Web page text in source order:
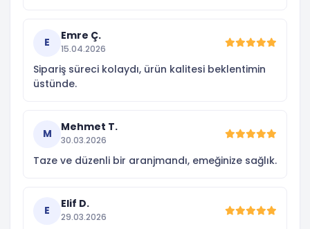
E
Emre Ç.
15.04.2026
Sipariş süreci kolaydı, ürün kalitesi beklentimin
üstünde.
M
Mehmet T.
30.03.2026
Taze ve düzenli bir aranjmandı, emeğinize sağlık.
E
Elif D.
29.03.2026